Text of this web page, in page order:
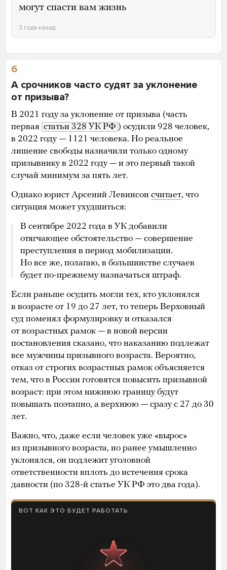
могут спасти вам жизнь
3 года назад
6
А срочников часто судят за уклонение
от призыва?
В 2021 году за уклонение от призыва (часть
первая статьи 328 УК РФ ) осудили 928 человек,
в 2022 году — 1121 человека. Но реальное
лишение свободы назначили только одному
призывнику в 2022 году — и это первый такой
случай минимум за пять лет.
Однако юрист Арсений Левинсон считает, что
ситуация может ухудшиться:
В сентябре 2022 года в УК добавили
отягчающее обстоятельство — совершение
преступления в период мобилизации.
Но все же, полагаю, в большинстве случаев
будет по-прежнему назначаться штраф.
Если раньше осудить могли тех, кто уклонялся
в возрасте от 19 до 27 лет, то теперь Верховный
суд поменял формулировку и отказался
от возрастных рамок — в новой версии
постановления сказано, что наказанию подлежат
все мужчины призывного возраста. Вероятно,
отказ от строгих возрастных рамок объясняется
тем, что в России готовятся повысить призывной
возраст: при этом нижнюю границу будут
повышать поэтапно, а верхнюю — сразу с 27 до 30
лет.
Важно, что, даже если человек уже «вырос»
из призывного возраста, но ранее умышленно
уклонялся, он подлежит уголовной
ответственности вплоть до истечения срока
давности (по 328-й статье УК РФ это два года).
ВОТ КАК ЭТО БУДЕТ РАБОТАТЬ